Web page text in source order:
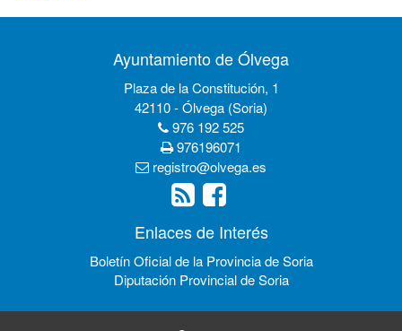
Ayuntamiento de Ólvega
Plaza de la Constitución, 1
42110 - Ólvega (Soria)
976 192 525
976196071
registro@olvega.es
Enlaces de Interés
Boletín Oficial de la Provincia de Soria
Diputación Provincial de Soria